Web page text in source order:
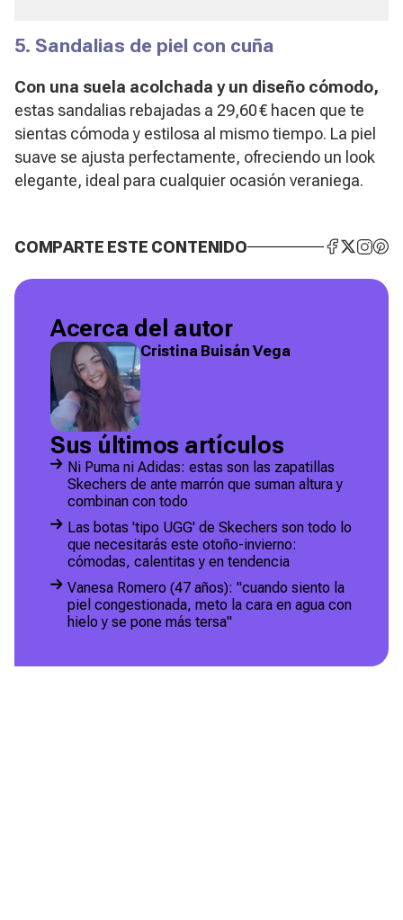
5. Sandalias de piel con cuña
Con una suela acolchada y un diseño cómodo,
estas sandalias rebajadas a 29,60 € hacen que te
sientas cómoda y estilosa al mismo tiempo. La piel
suave se ajusta perfectamente, ofreciendo un look
elegante, ideal para cualquier ocasión veraniega.
COMPARTE ESTE CONTENIDO
Acerca del autor
Cristina Buisán Vega
Sus últimos artículos
Ni Puma ni Adidas: estas son las zapatillas
Skechers de ante marrón que suman altura y
combinan con todo
Las botas 'tipo UGG' de Skechers son todo lo
que necesitarás este otoño-invierno:
cómodas, calentitas y en tendencia
Vanesa Romero (47 años): "cuando siento la
piel congestionada, meto la cara en agua con
hielo y se pone más tersa"